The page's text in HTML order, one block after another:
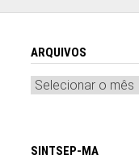
ARQUIVOS
Arquivos
SINTSEP-MA